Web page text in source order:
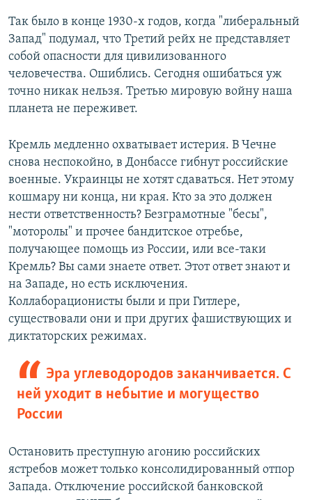
Так было в конце 1930-х годов, когда "либеральный
Запад" подумал, что Третий рейх не представляет
собой опасности для цивилизованного
человечества. Ошиблись. Сегодня ошибаться уж
точно никак нельзя. Третью мировую войну наша
планета не переживет.
Кремль медленно охватывает истерия. В Чечне
снова неспокойно, в Донбассе гибнут российские
военные. Украинцы не хотят сдаваться. Нет этому
кошмару ни конца, ни края. Кто за это должен
нести ответственность? Безграмотные "бесы",
"моторолы" и прочее бандитское отребье,
получающее помощь из России, или все-таки
Кремль? Вы сами знаете ответ. Этот ответ знают и
на Западе, но есть исключения.
Коллаборационисты были и при Гитлере,
существовали они и при других фашиствующих и
диктаторских режимах.
Эра углеводородов заканчивается. С
ней уходит в небытие и могущество
России
Остановить преступную агонию российских
ястребов может только консолидированный отпор
Запада. Отключение российской банковской